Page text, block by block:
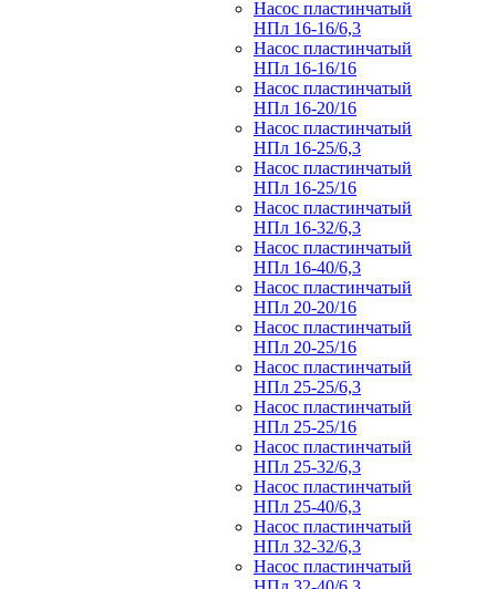
Насос пластинчатый
НПл 16-16/6,3
Насос пластинчатый
НПл 16-16/16
Насос пластинчатый
НПл 16-20/16
Насос пластинчатый
НПл 16-25/6,3
Насос пластинчатый
НПл 16-25/16
Насос пластинчатый
НПл 16-32/6,3
Насос пластинчатый
НПл 16-40/6,3
Насос пластинчатый
НПл 20-20/16
Насос пластинчатый
НПл 20-25/16
Насос пластинчатый
НПл 25-25/6,3
Насос пластинчатый
НПл 25-25/16
Насос пластинчатый
НПл 25-32/6,3
Насос пластинчатый
НПл 25-40/6,3
Насос пластинчатый
НПл 32-32/6,3
Насос пластинчатый